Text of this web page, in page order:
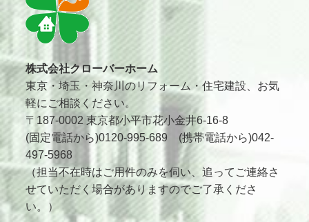
株式会社クローバーホーム
東京・埼玉・神奈川のリフォーム・住宅建設、お気
軽にご相談ください。
〒187-0002 東京都小平市花小金井6-16-8
(固定電話から)0120-995-689 (携帯電話から)042-
497-5968
（担当不在時はご用件のみを伺い、追ってご連絡さ
せていただく場合がありますのでご了承くださ
い。）